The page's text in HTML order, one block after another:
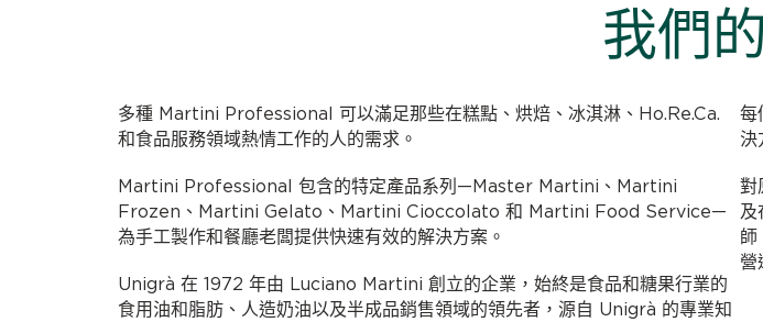
我們
多種 Martini Professional 可以滿足那些在糕點、烘焙、冰淇淋、Ho.Re.Ca.
和食品服務領域熱情工作的人的需求。
Martini Professional 包含的特定產品系列—Master Martini、Martini
Frozen、Martini Gelato、Martini Cioccolato 和 Martini Food Service—
為手工製作和餐廳老闆提供快速有效的解決方案。
Unigrà 在 1972 年由 Luciano Martini 創立的企業，始終是食品和糖果行業的
食用油和脂肪、人造奶油以及半成品銷售領域的領先者，源自 Unigrà 的專業知
每
決
對
及
師
營